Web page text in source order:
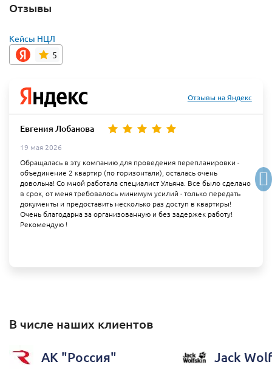
Отзывы
Кейсы НЦЛ
5
Отзывы на Яндекс
Евгения Лобанова
19 мая 2026
Обращалась в эту компанию для проведения перепланировки -
объединение 2 квартир (по горизонтали), осталась очень
довольна! Со мной работала специалист Ульяна. Все было сделано
в срок, от меня требовалось минимум усилий - только передать
документы и предоставить несколько раз доступ в квартиры!
Очень благодарна за организованную и без задержек работу!
Рекомендую !
В числе наших клиентов
АК "Россия" Jack